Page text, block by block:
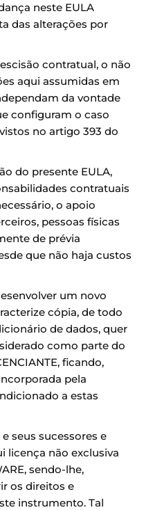
neste EULA
das alterações por
contratual, o não
aqui assumidas em
da vontade
configuram o caso
no artigo 393 do
do presente EULA,
contratuais
o apoio
pessoas físicas
de prévia
que não haja custos
um novo
cópia, de todo
de dados, quer
como parte do
ficando,
pela
a estas
seus sucessores e
licença não exclusiva
sendo-lhe,
os direitos e
instrumento. Tal